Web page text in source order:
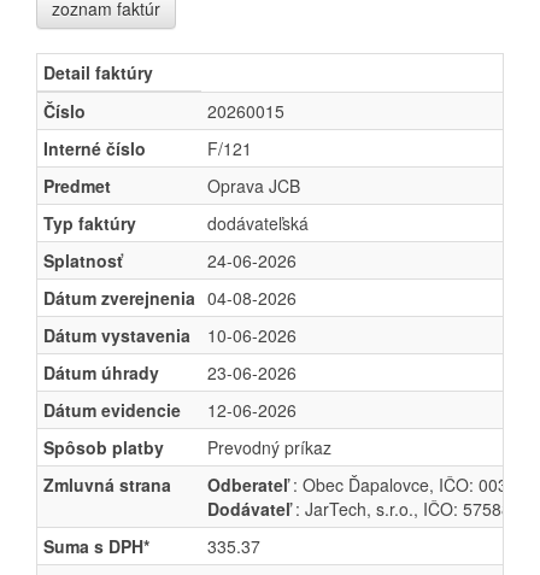
zoznam faktúr
Detail faktúry
Číslo
20260015
Interné číslo
F/121
Predmet
Oprava JCB
Typ faktúry
dodávateľská
Splatnosť
24-06-2026
Dátum zverejnenia 04-08-2026
Dátum vystavenia
10-06-2026
Dátum úhrady
23-06-2026
Dátum evidencie
12-06-2026
Spôsob platby
Prevodný príkaz
Zmluvná strana
Odberateľ: Obec Ďapalovce, IČO:
Dodávateľ: JarTech, s.r.o., IČO: 57588236
Suma s DPH*
335.37